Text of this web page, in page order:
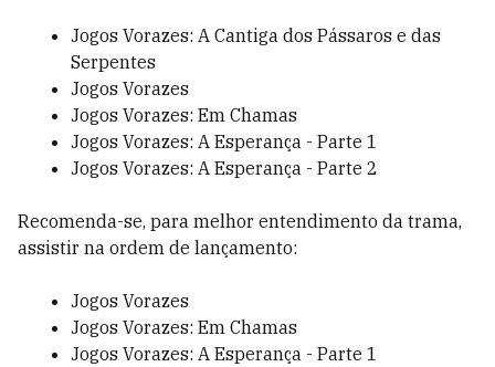
Jogos Vorazes: A Cantiga dos Pássaros e das
Serpentes
Jogos Vorazes
Jogos Vorazes: Em Chamas
Jogos Vorazes: A Esperança - Parte 1
Jogos Vorazes: A Esperança - Parte 2
Recomenda-se, para melhor entendimento da trama,
assistir na ordem de lançamento:
Jogos Vorazes
Jogos Vorazes: Em Chamas
Jogos Vorazes: A Esperança - Parte 1